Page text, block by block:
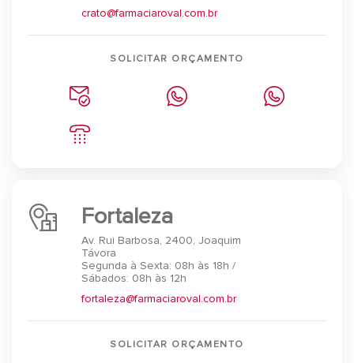
crato@farmaciaroval.com.br
SOLICITAR ORÇAMENTO
Fortaleza
Av. Rui Barbosa, 2400, Joaquim
Távora
Segunda à Sexta: 08h às 18h /
Sábados: 08h às 12h
fortaleza@farmaciaroval.com.br
SOLICITAR ORÇAMENTO